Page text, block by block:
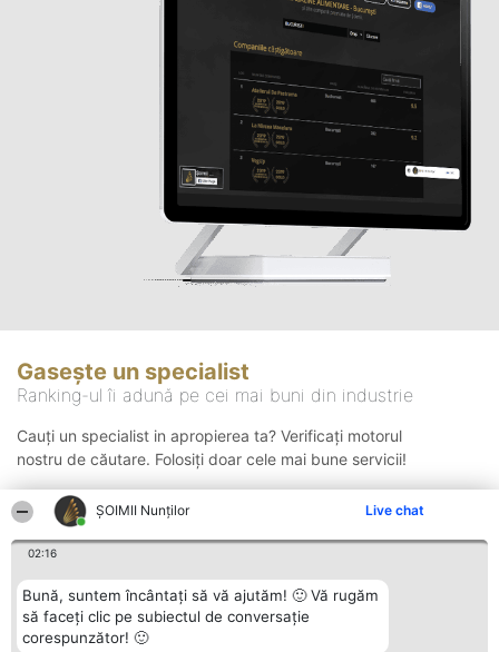
ȘOIMII Nunților Live chat
02:16
Bună, suntem încântați să vă ajutăm! 🙂 Vă rugăm
să faceți clic pe subiectul de conversație
corespunzător! 🙂
Gasește un specialist
Ranking-ul îi adună pe cei mai buni din industrie
Cauți un specialist in apropierea ta? Verificați motorul
nostru de căutare. Folosiți doar cele mai bune servicii!